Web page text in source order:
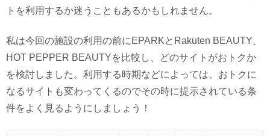
トを利用するか迷うこともあるかもしれません。
私は今回の施設の利用の前にEPARKとRakuten BEAUTY、
HOT PEPPER BEAUTYを比較し、どのサイトがおトクか
を検討しました。利用する時期などによっては、おトクに
なるサイトも変わってくるのでその時に提示されている条
件をよく見るようにしましょう！